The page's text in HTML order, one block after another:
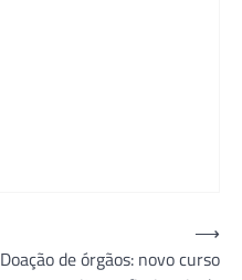
Doação de órgãos: novo curso
⟶